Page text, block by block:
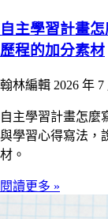
自主學習計畫
歷程的加分素材
翰林編輯 2026 年 7
自主學習計畫怎麼
與學習心得寫法，
材。
閱讀更多 »